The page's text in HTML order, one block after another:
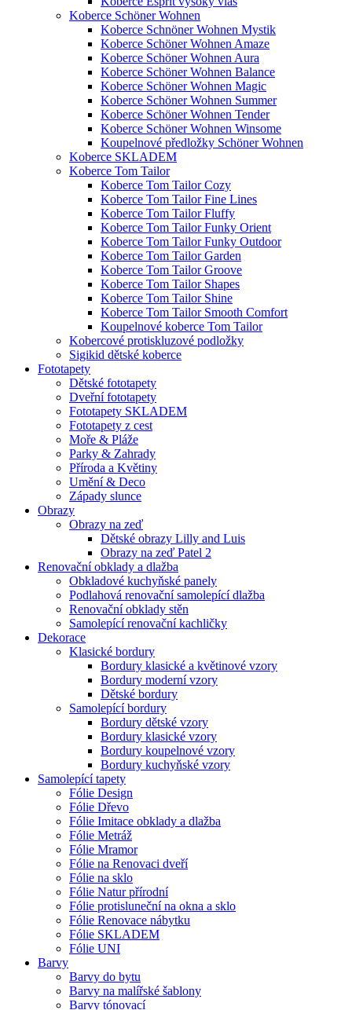
Koberce Schöner Wohnen
Koberce Schnöner Wohnen Mystik
Koberce Schöner Wohnen Amaze
Koberce Schöner Wohnen Aura
Koberce Schöner Wohnen Balance
Koberce Schöner Wohnen Magic
Koberce Schöner Wohnen Summer
Koberce Schöner Wohnen Tender
Koberce Schöner Wohnen Winsome
Koupelnové předložky Schöner Wohnen
Koberce SKLADEM
Koberce Tom Tailor
Koberce Tom Tailor Cozy
Koberce Tom Tailor Fine Lines
Koberce Tom Tailor Fluffy
Koberce Tom Tailor Funky Orient
Koberce Tom Tailor Funky Outdoor
Koberce Tom Tailor Garden
Koberce Tom Tailor Groove
Koberce Tom Tailor Shapes
Koberce Tom Tailor Shine
Koberce Tom Tailor Smooth Comfort
Koupelnové koberce Tom Tailor
Kobercové protiskluzové podložky
Sigikid dětské koberce
Fototapety
Dětské fototapety
Dveřní fototapety
Fototapety SKLADEM
Fototapety z cest
Moře & Pláže
Parky & Zahrady
Příroda a Květiny
Umění & Deco
Západy slunce
Obrazy
Obrazy na zeď
Dětské obrazy Lilly and Luis
Obrazy na zeď Patel 2
Renovační obklady a dlažba
Obkladové kuchyňské panely
Podlahová renovační samolepící dlažba
Renovační obklady stěn
Samolepící renovační kachličky
Dekorace
Klasické bordury
Bordury klasické a květinové vzory
Bordury moderní vzory
Dětské bordury
Samolepící bordury
Bordury dětské vzory
Bordury klasické vzory
Bordury koupelnové vzory
Bordury kuchyňské vzory
Samolepící tapety
Fólie Design
Fólie Dřevo
Fólie Imitace obklady a dlažba
Fólie Metráž
Fólie Mramor
Fólie na Renovaci dveří
Fólie na sklo
Fólie Natur přírodní
Fólie protisluneční na okna a sklo
Fólie Renovace nábytku
Fólie SKLADEM
Fólie UNI
Barvy
Barvy do bytu
Barvy na malířské šablony
Barvy tónovací